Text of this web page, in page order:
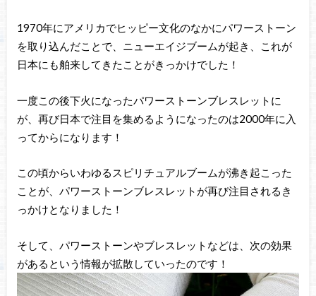
1970年にアメリカでヒッピー文化のなかにパワーストーン
を取り込んだことで、ニューエイジブームが起き、これが
日本にも舶来してきたことがきっかけでした！
一度この後下火になったパワーストーンブレスレットに
が、再び日本で注目を集めるようになったのは2000年に入
ってからになります！
この頃からいわゆるスピリチュアルブームが沸き起こった
ことが、パワーストーンブレスレットが再び注目されるき
っかけとなりました！
そして、パワーストーンやブレスレットなどは、次の効果
があるという情報が拡散していったのです！